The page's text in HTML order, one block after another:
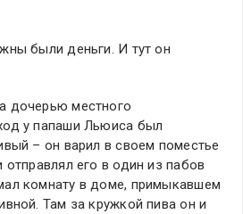
были деньги. И тут он
дочерью местного
у папаши Льюиса был
– он варил в своем поместье
его в один из пабов
комнату в доме, примыкавшем
Там за кружкой пива он и